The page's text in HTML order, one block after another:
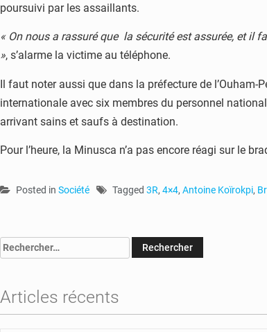
poursuivi par les assaillants.
« On nous a rassuré que la sécurité est assurée, et il
», s’alarme la victime au téléphone.
Il faut noter aussi que dans la préfecture de l’Ouham-
internationale avec six membres du personnel
arrivant sains et saufs à destination.
Pour l’heure, la Minusca n’a pas encore réagi sur le
Posted in Société Tagged 3R, 4×4, Antoine Koïrokpi,
Rechercher :
Articles récents